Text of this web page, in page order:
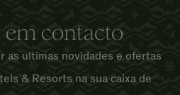
em contacto
as últimas novidades e ofertas
& Resorts na sua caixa de